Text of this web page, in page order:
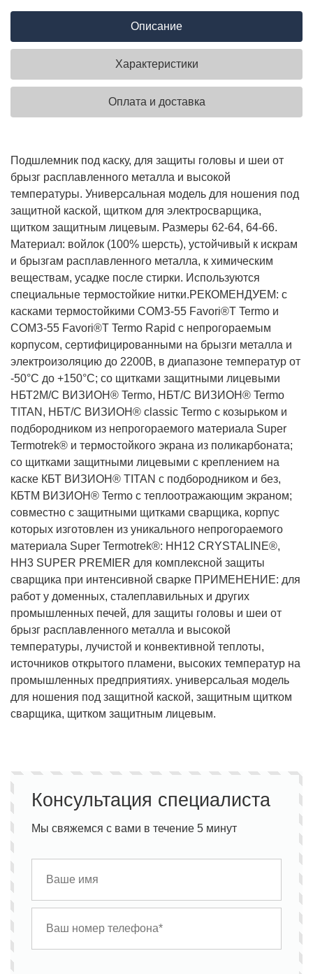
Описание
Характеристики
Оплата и доставка
Подшлемник под каску, для защиты головы и шеи от
брызг расплавленного металла и высокой
температуры. Универсальная модель для ношения под
защитной каской, щитком для электросварщика,
щитком защитным лицевым. Размеры 62-64, 64-66.
Материал: войлок (100% шерсть), устойчивый к искрам
и брызгам расплавленного металла, к химическим
веществам, усадке после стирки. Используются
специальные термостойкие нитки.РЕКОМЕНДУЕМ: с
касками термостойкими СОМЗ-55 Favori®T Termo и
СОМЗ-55 Favori®T Termo Rapid с непрогораемым
корпусом, сертифицированными на брызги металла и
электроизоляцию до 2200В, в диапазоне температур от
-50°С до +150°С; со щитками защитными лицевыми
НБТ2М/С ВИЗИОН® Termo, НБТ/С ВИЗИОН® Termo
TITAN, НБТ/С ВИЗИОН® classic Termo с козырьком и
подбородником из непрогораемого материала Super
Termotrek® и термостойкого экрана из поликарбоната;
со щитками защитными лицевыми с креплением на
каске КБТ ВИЗИОН® TITAN с подбородником и без,
КБТМ ВИЗИОН® Termo с теплоотражающим экраном;
совместно с защитными щитками сварщика, корпус
которых изготовлен из уникального непрогораемого
материала Super Termotrek®: НН12 CRYSTALINE®,
НН3 SUPER PREMIER для комплексной защиты
сварщика при интенсивной сварке ПРИМЕНЕНИЕ: для
работ у доменных, сталеплавильных и других
промышленных печей, для защиты головы и шеи от
брызг расплавленного металла и высокой
температуры, лучистой и конвективной теплоты,
источников открытого пламени, высоких температур на
промышленных предприятиях. универсальая модель
для ношения под защитной каской, защитным щитком
сварщика, щитком защитным лицевым.
Консультация специалиста
Мы свяжемся с вами в течение 5 минут